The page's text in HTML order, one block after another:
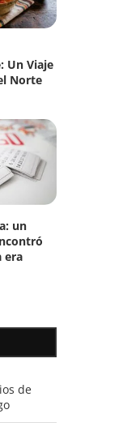
Un Viaje
Norte
un
era
de